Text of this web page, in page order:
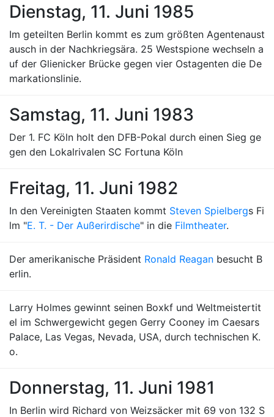
Dienstag, 11. Juni 1985
Im geteilten Berlin kommt es zum größten Agentenaust
ausch in der Nachkriegsära. 25 Westspione wechseln a
uf der Glienicker Brücke gegen vier Ostagenten die De
markationslinie.
Samstag, 11. Juni 1983
Der 1. FC Köln holt den DFB-Pokal durch einen Sieg ge
gen den Lokalrivalen SC Fortuna Köln
Freitag, 11. Juni 1982
In den Vereinigten Staaten kommt Steven Spielbergs Fi
lm "E. T. - Der Außerirdische" in die Filmtheater.
Der amerikanische Präsident Ronald Reagan besucht B
erlin.
Larry Holmes gewinnt seinen Boxkf und Weltmeistertit
el im Schwergewicht gegen Gerry Cooney im Caesars
Palace, Las Vegas, Nevada, USA, durch technischen K.
o.
Donnerstag, 11. Juni 1981
In Berlin wird Richard von Weizsäcker mit 69 von 132 S